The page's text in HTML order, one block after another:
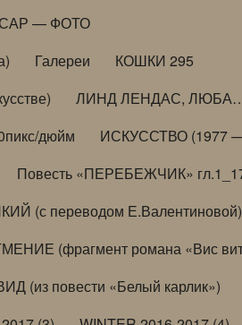
— ФОТО
Галереи
КОШКИ 295
ЛИНД ЛЕНДАС,
дюйм
ИСКУССТВО (1977 —
Повесть «ПЕРЕБЕЖЧИК»
(с переводом Е.Валентиновой)
(фрагмент романа «Вис
(из повести «Белый карлик»)